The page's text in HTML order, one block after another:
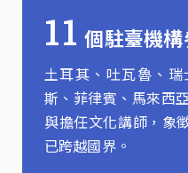
11 個駐臺機
土耳其、吐瓦魯、
斯、菲律賓、馬來西
與擔任文化講師，象
已跨越國界。